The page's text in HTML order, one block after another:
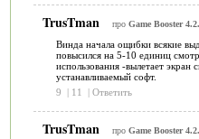
TrusTman про Game Booster
Винда начала ощибки всякие
повысился на 5-10 единиц
использования -вылетает экран
устанавливаемый софт.
9
| 11 | Ответить
TrusTman про Game Booster